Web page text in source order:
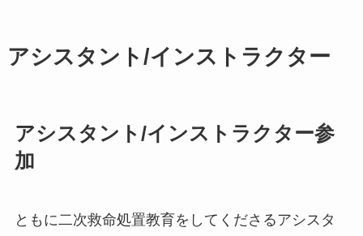
アシスタント/インストラクター
アシスタント/インストラクター参
加
ともに二次救命処置教育をしてくださるアシスタ